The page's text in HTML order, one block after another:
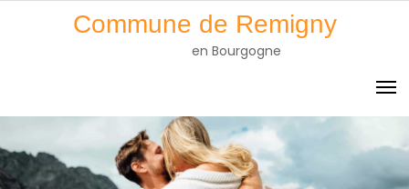
Commune de Remigny
en Bourgogne